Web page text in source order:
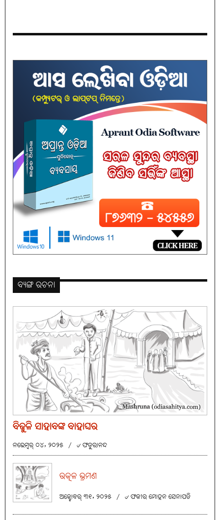
ବ୍ୟଙ୍ଗ ରଚନା
ବିଜୁଳି ସାହାବଙ୍କ ବାହାଘର
ନଭେମ୍ବର୍ ୦୪, ୨୦୨୫ / ୰ ଫତୁରାନନ୍ଦ
ଉତ୍କଳ ଭ୍ରମଣ
ଅକ୍ଟୋବର୍ ୩୧, ୨୦୨୫ / ୰ ଫକୀର ମୋହନ ସେନାପତି